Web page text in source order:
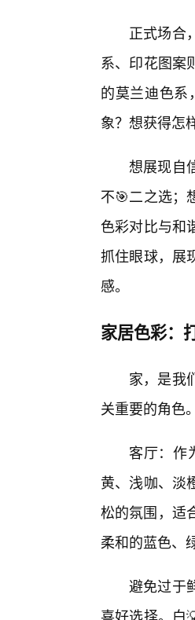
正式场合
系、印花图案
的莫兰迪色系
象？想获得怎
想展现自
不🎯二之选；
色彩对比与和
抓住眼球，展
感。
家居色彩：
家，是我
关重要的角色。
客厅：作
黄、浅咖、淡
松的氛围，适
柔和的蓝色、
避免过于
喜好选择。白